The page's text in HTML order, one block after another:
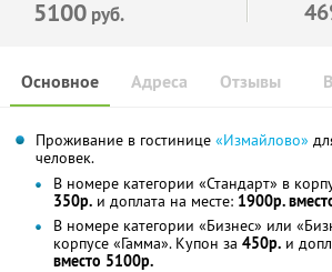
5100 руб.
Основное Отзывы
Адреса
Проживание в гостинице «Измайлово»
человек.
В номере категории «Стандарт» в
350р. и доплата на месте: 1900р.
В номере категории «Бизнес» или
корпусе «Гамма». Купон за 450р. и
вместо 5100р.